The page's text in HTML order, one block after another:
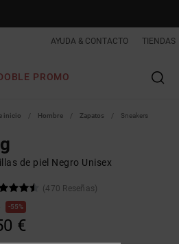
AYUDA & CONTACTO TIENDAS
PROMO
inicio Hombre Zapatos Sneakers
de piel Negro Unisex
(470 Reseñas)
55%
€